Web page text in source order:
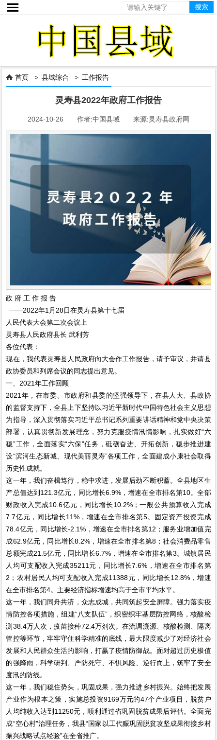

 首页 >县域综合 > 工作报告
灵寿县2022年政府工作报告
2024-10-26 作者:中国县域 来源:灵寿县政府网
政 府 工 作 报 告
——2022年1月28日在灵寿县第十七届
人民代表大会第二次会议上
灵寿县人民政府县长 武利芳
各位代表：
现在，我代表灵寿县人民政府向大会作工作报告，请予审议，并请县
政协委员和列席会议的同志提出意见。
一、2021年工作回顾
2021年，在市委、市政府和县委的坚强领导下，在县人大、县政协
的监督支持下，全县上下坚持以习近平新时代中国特色社会主义思想
为指导，深入贯彻落实习近平总书记系列重要讲话精神和党中央决策
部署，认真贯彻新发展理念，努力克服疫情汛情影响，扎实做好“六
稳”工作，全面落实“六保”任务，砥砺奋进、开拓创新，稳步推进建
设“滨河生态新城、现代美丽灵寿”各项工作，全面建成小康社会取得
历史性成就。
这一年，我们奋楫笃行，稳中求进，发展后劲不断积蓄。全县地区生
产总值达到121.3亿元，同比增长6.9%，增速在全市排名第10。全部
财政收入完成10.6亿元，同比增长10.2%；一般公共预算收入完成
7.7亿元，同比增长11%，增速在全市排名第5。固定资产投资完成
78.4亿元，同比增长-2.1%，增速在全市排名第12；服务业增加值完
成62.9亿元，同比增长8.2%，增速在全市排名第8；社会消费品零售
总额完成21.5亿元，同比增长6.7%，增速在全市排名第3。城镇居民
人均可支配收入完成35211元，同比增长7.6%，增速在全市排名第
2；农村居民人均可支配收入完成11388元，同比增长12.8%，增速
在全市排名第4。主要经济指标增速均高于全市平均水平。
这一年，我们同舟共济，众志成城，共同筑起安全屏障。强力落实疫
情防控各项措施，组建“八支队伍”，织密织牢基层防控网络，核酸检
测38.4万人次，疫苗接种72.4万剂次。在流调溯源、核酸检测、隔离
管控等环节，牢牢守住科学精准的底线，最大限度减少了对经济社会
发展和人民群众生活的影响，打赢了疫情防御战。面对超过历史极值
的强降雨，科学研判、严防死守、不惧风险、逆行而上，筑牢了安全
度汛的防线。
这一年，我们稳住势头，巩固成果，强力推进乡村振兴。始终把发展
产业作为根本之策，实施总投资9169万元的47个产业项目，脱贫户
人均纯收入达到11250元，顺利通过省巩固脱贫成果后评估。全面完
成“空心村”治理任务，我县“国家以工代赈巩固脱贫攻坚成果衔接乡村
振兴战略试点经验”在全省推广。